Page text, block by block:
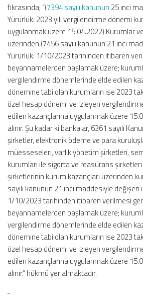
fıkrasında; “(7394 sayılı kanunun 25 inci
Yürürlük: 2023 yılı vergilendirme dönemi
uygulanmak üzere 15.04.2022) Kurumlar
üzerinden (7456 sayılı kanunun 21 inci
Yürürlük: 1/10/2023 tarihinden itibaren
beyannamelerden başlamak üzere;
vergilendirme dönemlerinde elde edilen
dönemine tabi olan kurumların ise 2023
özel hesap dönemi ve izleyen
edilen kazançlarına uygulanmak üzere
alınır. Şu kadar ki bankalar, 6361 sayılı
şirketler, elektronik ödeme ve para
müesseseleri, varlık yönetim şirketleri,
kurumları ile sigorta ve reasürans
şirketlerinin kurum kazançları üzerinden
sayılı kanunun 21 inci maddesiyle değişen
1/10/2023 tarihinden itibaren verilmesi
beyannamelerden başlamak üzere;
vergilendirme dönemlerinde elde edilen
dönemine tabi olan kurumların ise 2023
özel hesap dönemi ve izleyen
edilen kazançlarına uygulanmak üzere
alınır.” hükmü yer almaktadır.